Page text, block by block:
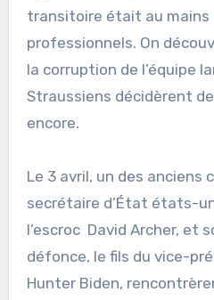
transitoire était au mains
professionnels. On
la corruption de l’équipe
Straussiens décidèrent
encore.
Le 3 avril, un des anciens
secrétaire d’État états-
l’escroc David Archer, et
défonce, le fils du vice-
Hunter Biden,